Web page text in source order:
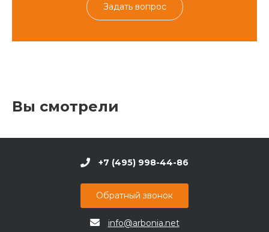
Задать вопрос
Вы смотрели
+7 (495) 998-44-86
Обратный звонок
info@arbonia.net